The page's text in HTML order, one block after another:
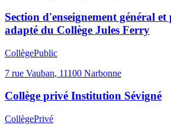
Section d'enseignement général et
adapté du Collège Jules Ferry
CollègePublic
7 rue Vauban, 11100 Narbonne
Collège privé Institution Sévigné
CollègePrivé